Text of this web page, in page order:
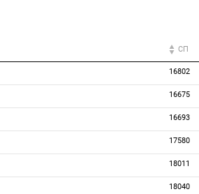
СП
16802
16675
16693
17580
18011
18040